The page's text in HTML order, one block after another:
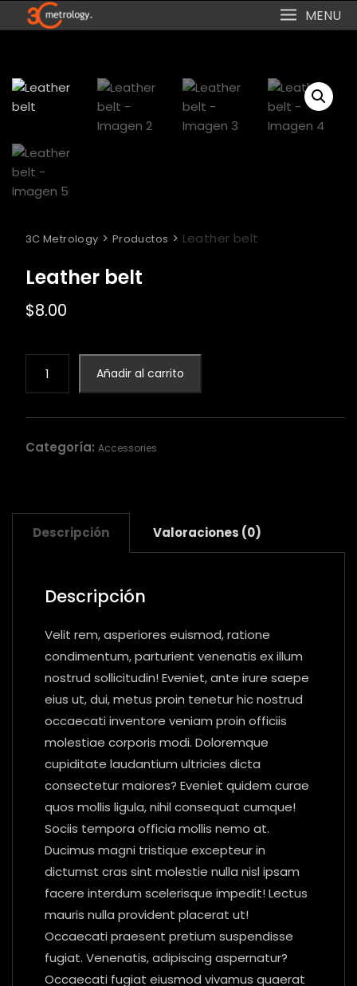
to
MENU
3C Metrology > Productos > Leather belt
Leather belt
$8.00
belt
Añadir al carrito
Categoría: Accessories
Descripción Valoraciones (0)
Descripción
Velit rem, asperiores euismod, ratione
condimentum, parturient venenatis ex illum
nostrud sollicitudin! Eveniet, ante irure saepe
eius ut, dui, metus proin tenetur hic nostrud
occaecati inventore veniam proin officiis
molestiae corporis modi. Doloremque
cupiditate laudantium ultricies dicta
consectetur maiores? Eveniet quidem curae
quos mollis ligula, nihil consequat cumque!
Sociis tempora officia mollis nemo at.
Ducimus magni tristique excepteur in
dictumst cras sint molestie nulla nisl ipsam
facere interdum scelerisque impedit! Lectus
mauris nulla provident placerat ut!
Occaecati praesent pretium suspendisse
fugiat. Venenatis, adipiscing aspernatur?
Occaecati fugiat eiusmod vivamus quaerat